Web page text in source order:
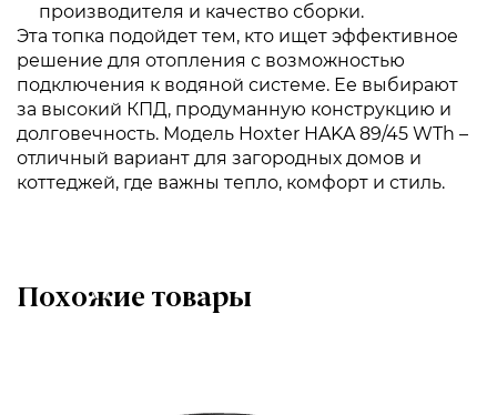
производителя и качество сборки.
Эта топка подойдет тем, кто ищет эффективное
решение для отопления с возможностью
подключения к водяной системе. Ее выбирают
за высокий КПД, продуманную конструкцию и
долговечность. Модель Hoxter HAKA 89/45 WTh –
отличный вариант для загородных домов и
коттеджей, где важны тепло, комфорт и стиль.
Похожие товары